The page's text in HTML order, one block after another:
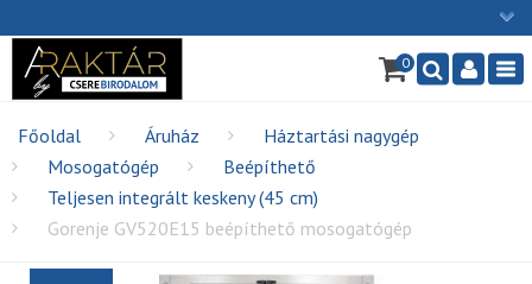
Ügyfélszolgálat: H-P: 9:00 - 16:00
info@cserebirodalom.hu
×
0
Főoldal Áruház
Háztartási nagygép
Mosogatógép
Beépíthető
Teljesen integrált keskeny (45 cm)
Gorenje GV520E15 beépíthető mosogatógép